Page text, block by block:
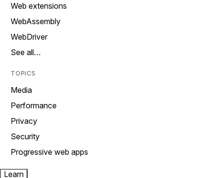
Web extensions
WebAssembly
WebDriver
See all…
TOPICS
Media
Performance
Privacy
Security
Progressive web apps
Learn